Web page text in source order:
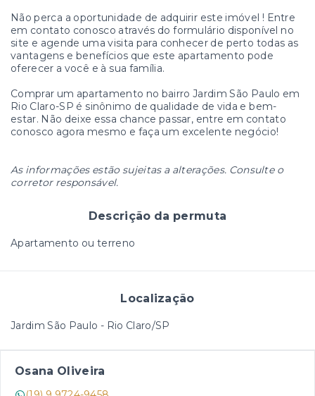
Não perca a oportunidade de adquirir este imóvel ! Entre
em contato conosco através do formulário disponível no
site e agende uma visita para conhecer de perto todas as
vantagens e benefícios que este apartamento pode
oferecer a você e à sua família.
Comprar um apartamento no bairro Jardim São Paulo em
Rio Claro-SP é sinônimo de qualidade de vida e bem-
estar. Não deixe essa chance passar, entre em contato
conosco agora mesmo e faça um excelente negócio!
As informações estão sujeitas a alterações. Consulte o
corretor responsável.
Descrição da permuta
Apartamento ou terreno
Localização
Jardim São Paulo - Rio Claro/SP
Osana Oliveira